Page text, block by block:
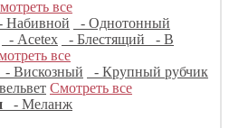
все
Набивной
- Однотонный
- Acetex - Блестящий
- В
все
- Вискозный
- Крупный рубчик
Смотреть все
- Меланж